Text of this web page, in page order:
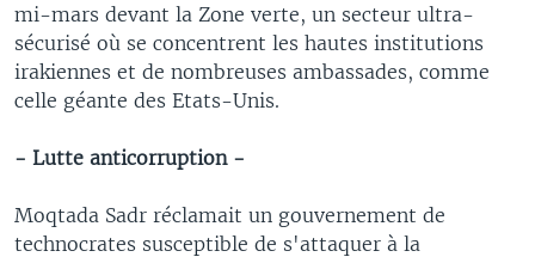
mi-mars devant la Zone verte, un secteur ultra-
sécurisé où se concentrent les hautes institutions
irakiennes et de nombreuses ambassades, comme
celle géante des Etats-Unis.
- Lutte anticorruption -
Moqtada Sadr réclamait un gouvernement de
technocrates susceptible de s'attaquer à la